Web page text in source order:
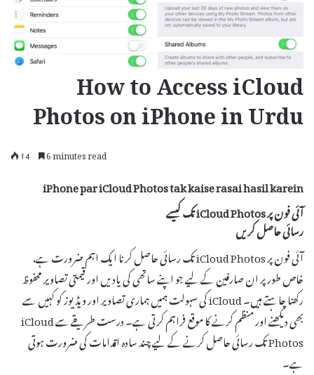
How to Access iCloud
Photos on iPhone in Urdu
14 6 minutes read
iPhone par iCloud Photos tak kaise rasai hasil karein
آئی فون پر iCloud Photos تک کیسے
رسائی حاصل کریں
آئی فون پر iCloud Photos تک رسائی حاصل کرنا ایک اہم ضرورت ہے،
خاص طور پر ان صارفین کے لیے جو اپنے ساتھی کی یادیں اور قیمتی تصاویر محفوظ
رکھنا چاہتے ہیں۔ iCloud کی سہولت ہمیں ہماری تصاویر اور ویڈیوز کو کہیں سے
بھی دیکھنے اور منظم کرنے کا موقع فراہم کرتی ہے۔ درست طریقے سے iCloud
Photos تک رسائی حاصل کرنے کے لیے چند سادہ اقدامات کی ضرورت ہوتی
ہے۔